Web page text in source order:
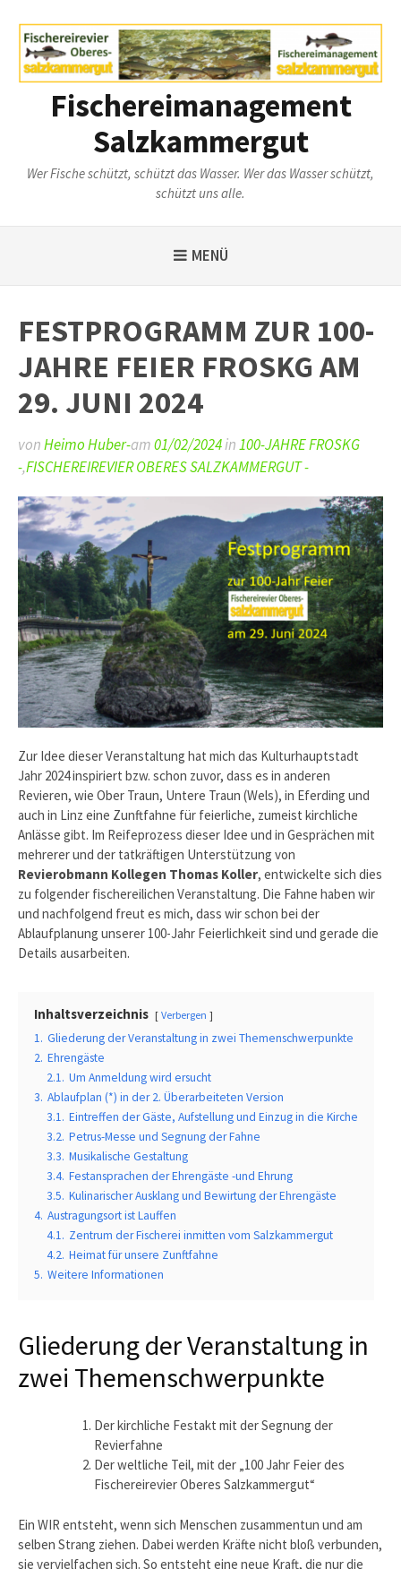
zum
Inhalt
Fischereimanagement
Salzkammergut
Wer Fische schützt, schützt das Wasser. Wer das Wasser schützt,
schützt uns alle.
MENÜ
FESTPROGRAMM ZUR 100-
JAHRE FEIER FROSKG AM
29. JUNI 2024
vonHeimo Huber-am01/02/2024in100-JAHRE FROSKG
-,FISCHEREIREVIER OBERES SALZKAMMERGUT -
Zur Idee dieser Veranstaltung hat mich das Kulturhauptstadt
Jahr 2024 inspiriert bzw. schon zuvor, dass es in anderen
Revieren, wie Ober Traun, Untere Traun (Wels), in Eferding und
auch in Linz eine Zunftfahne für feierliche, zumeist kirchliche
Anlässe gibt. Im Reifeprozess dieser Idee und in Gesprächen mit
mehrerer und der tatkräftigen Unterstützung von
Revierobmann Kollegen Thomas Koller, entwickelte sich dies
zu folgender fischereilichen Veranstaltung. Die Fahne haben wir
und nachfolgend freut es mich, dass wir schon bei der
Ablaufplanung unserer 100-Jahr Feierlichkeit sind und gerade die
Details ausarbeiten.
Inhaltsverzeichnis Verbergen
1. Gliederung der Veranstaltung in zwei Themenschwerpunkte
2. Ehrengäste
2.1. Um Anmeldung wird ersucht
3. Ablaufplan (*) in der 2. Überarbeiteten Version
3.1. Eintreffen der Gäste, Aufstellung und Einzug in die Kirche
3.2. Petrus-Messe und Segnung der Fahne
3.3. Musikalische Gestaltung
3.4. Festansprachen der Ehrengäste -und Ehrung
3.5. Kulinarischer Ausklang und Bewirtung der Ehrengäste
4. Austragungsort ist Lauffen
4.1. Zentrum der Fischerei inmitten vom Salzkammergut
4.2. Heimat für unsere Zunftfahne
5. Weitere Informationen
Gliederung der Veranstaltung in
zwei Themenschwerpunkte
Der kirchliche Festakt mit der Segnung der
Revierfahne
Der weltliche Teil, mit der „100 Jahr Feier des
Fischereirevier Oberes Salzkammergut“
Ein WIR entsteht, wenn sich Menschen zusammentun und am
selben Strang ziehen. Dabei werden Kräfte nicht bloß verbunden,
sie vervielfachen sich. So entsteht eine neue Kraft, die nur die